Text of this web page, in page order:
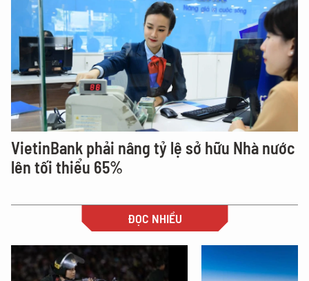
VietinBank phải nâng tỷ lệ sở hữu Nhà nước
lên tối thiểu 65%
ĐỌC NHIỀU